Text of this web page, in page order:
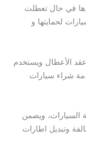
في حال تعطلت
لحمايتها و
الأعطال ويستخدم
شراء سيارات
السيارات، ويضمن
وتبديل اطارات